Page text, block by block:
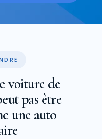
voiture de
pas être
une auto